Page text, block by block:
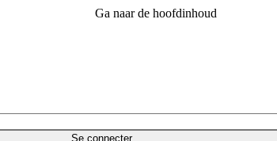
Ga naar de hoofdinhoud
Se connecter